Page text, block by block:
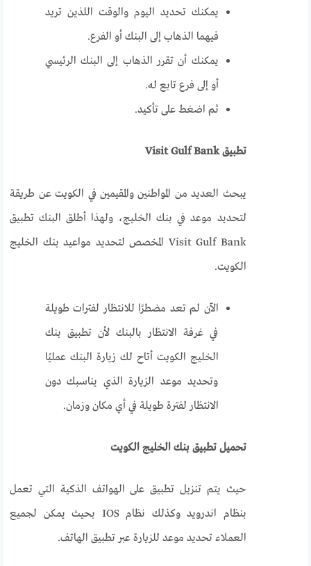
يمكنك تحديد اليوم والوقت اللذين تريد
فيهما الذهاب إلى البنك أو الفرع.
يمكنك أن تقرر الذهاب إلى البنك الرئيسي
أو إلى فرع تابع له.
ثم اضغط على تأكيد.
تطبيق Visit Gulf Bank
يبحث العديد من المواطنين والمقيمين في الكويت عن طريقة
لتحديد موعد في بنك الخليج، ولهذا أطلق البنك تطبيق
Visit Gulf Bank المخصص لتحديد مواعيد بنك الخليج
الكويت.
الآن لم تعد مضطرًا للانتظار لفترات طويلة
في غرفة الانتظار بالبنك لأن تطبيق بنك
الخليج الكويت أتاح لك زيارة البنك عمليًا
وتحديد موعد الزيارة الذي يناسبك دون
الانتظار لفترة طويلة في أي مكان وزمان.
تحميل تطبيق بنك الخليج الكويت
حيث يتم تنزيل تطبيق على الهواتف الذكية التي تعمل
بنظام اندرويد وكذلك نظام IOS بحيث يمكن لجميع
العملاء تحديد موعد للزيارة عبر تطبيق الهاتف.